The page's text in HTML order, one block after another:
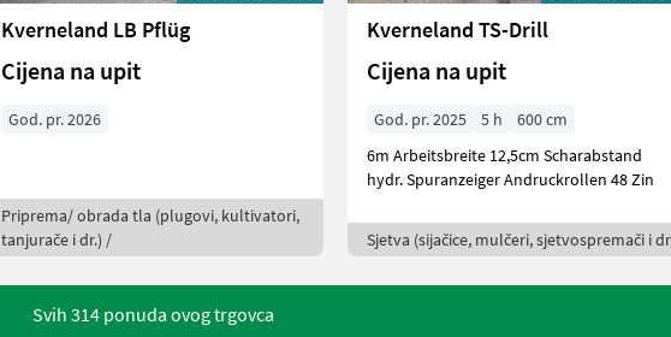
Kverneland LB Pflüg
Cijena na upit
God. pr. 2026
Priprema/ obrada tla (plugovi, kultivatori,
tanjurače i dr.) /
Kverneland TS-Drill
Cijena na upit
God. pr. 2025 5 h
600 cm
6m Arbeitsbreite 12,5cm Scharabstand
hydr. Spuranzeiger Andruckrollen 48 Zin
Sjetva (sijačice, mulčeri, sjetvospremači i
Svih 314 ponuda ovog trgovca